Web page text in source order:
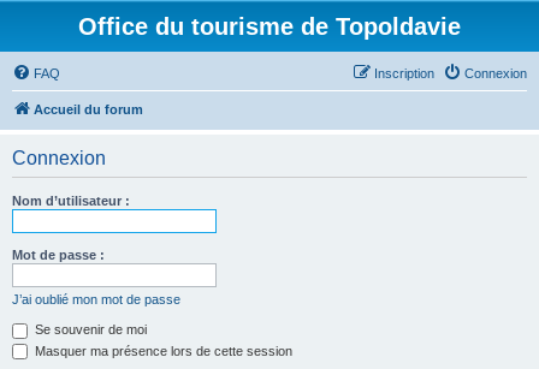
Office du tourisme de Topoldavie
FAQ Connexion
Inscription
Accueil du forum
Connexion
Nom d’utilisateur :
Mot de passe :
J’ai oublié mon mot de passe
Se souvenir de moi
Masquer ma présence lors de cette session